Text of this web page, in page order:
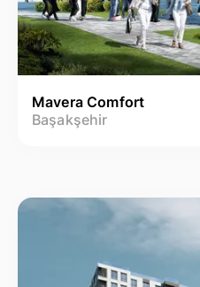
Mavera Comfort
Başakşehir